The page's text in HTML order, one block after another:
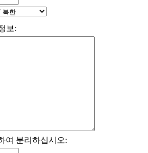
보:
여 분리하십시오: